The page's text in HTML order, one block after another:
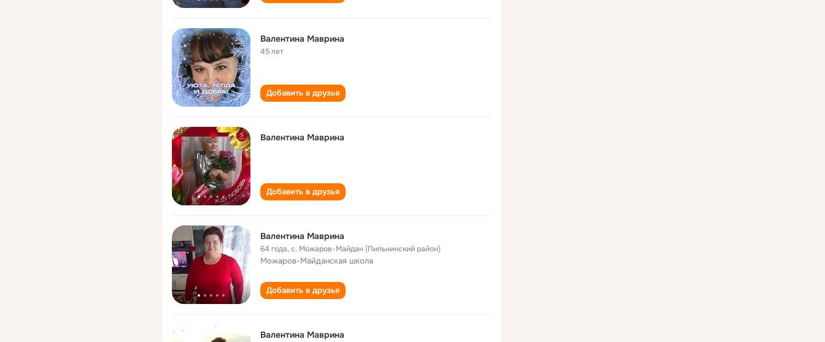
Валентина Маврина
45 лет
Добавить в друзья
Валентина Маврина
Добавить в друзья
Валентина Маврина
64 года,с. Можаров-Майдан (Пильнинский район)
Можаров-Майданская школа
Добавить в друзья
Валентина Маврина